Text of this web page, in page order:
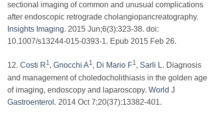
sectional imaging of common and unusual complications
after endoscopic retrograde cholangiopancreatography.
Insights Imaging. 2015 Jun;6(3):323-38. doi:
10.1007/s13244-015-0393-1. Epub 2015 Feb 26.
12. Costi R1, Gnocchi A1, Di Mario F1, Sarli L. Diagnosis
and management of choledocholithiasis in the golden age
of imaging, endoscopy and laparoscopy. World J
Gastroenterol. 2014 Oct 7;20(37):13382-401.